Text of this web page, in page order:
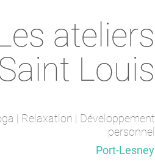
ateliers
Louis
| Relaxation | Développement
personnel
Port-Lesney